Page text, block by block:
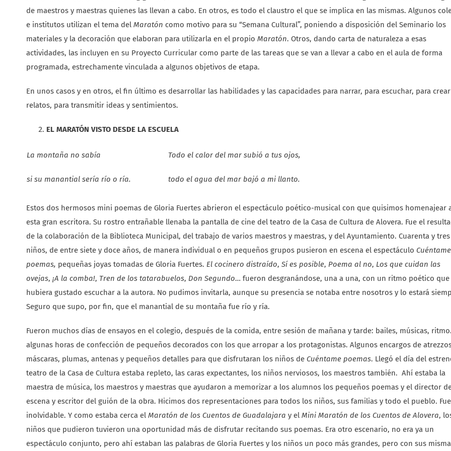
de maestros y maestras quienes las llevan a cabo. En otros, es todo el claustro el que se implica en las mismas. Algunos
e institutos utilizan el tema del Maratón como motivo para su “Semana Cultural”, poniendo a disposición del Seminario los
materiales y la decoración que elaboran para utilizarla en el propio Maratón. Otros, dando carta de naturaleza a esas
actividades, las incluyen en su Proyecto Curricular como parte de las tareas que se van a llevar a cabo en el aula de forma
programada, estrechamente vinculada a algunos objetivos de etapa.
En unos casos y en otros, el fin último es desarrollar las habilidades y las capacidades para narrar, para escuchar, para crear
relatos, para transmitir ideas y sentimientos.
EL MARATÓN VISTO DESDE LA ESCUELA
La montaña no sabía
si su manantial sería río o ría.
Todo el calor del mar subió a tus ojos,
todo el agua del mar bajó a mi llanto.
Estos dos hermosos mini poemas de Gloria Fuertes abrieron el espectáculo poético-musical con que quisimos homenajear
esta gran escritora. Su rostro entrañable llenaba la pantalla de cine del teatro de la Casa de Cultura de Alovera. Fue el
de la colaboración de la Biblioteca Municipal, del trabajo de varios maestros y maestras, y del Ayuntamiento. Cuarenta y tres
niños, de entre siete y doce años, de manera individual o en pequeños grupos pusieron en escena el espectáculo Cuéntame
poemas, pequeñas joyas tomadas de Gloria Fuertes. El cocinero distraído, Sí es posible, Poema al no, Los que cuidan las
ovejas, ¡A la comba!, Tren de los tatarabuelos, Don Segundo… fueron desgranándose, una a una, con un ritmo poético que
hubiera gustado escuchar a la autora. No pudimos invitarla, aunque su presencia se notaba entre nosotros y lo estará
Seguro que supo, por fin, que el manantial de su montaña fue río y ría.
Fueron muchos días de ensayos en el colegio, después de la comida, entre sesión de mañana y tarde: bailes, músicas,
algunas horas de confección de pequeños decorados con los que arropar a los protagonistas. Algunos encargos de
máscaras, plumas, antenas y pequeños detalles para que disfrutaran los niños de Cuéntame poemas. Llegó el día del
teatro de la Casa de Cultura estaba repleto, las caras expectantes, los niños nerviosos, los maestros también. Ahí estaba la
maestra de música, los maestros y maestras que ayudaron a memorizar a los alumnos los pequeños poemas y el director
escena y escritor del guión de la obra. Hicimos dos representaciones para todos los niños, sus familias y todo el pueblo. Fue
inolvidable. Y como estaba cerca el Maratón de los Cuentos de Guadalajara y el Mini Maratón de los Cuentos de Alovera,
niños que pudieron tuvieron una oportunidad más de disfrutar recitando sus poemas. Era otro escenario, no era ya un
espectáculo conjunto, pero ahí estaban las palabras de Gloria Fuertes y los niños un poco más grandes, pero con sus